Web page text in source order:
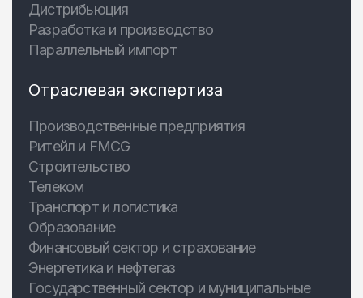
Дистрибьюция
Разработка и производство
Параллельный импорт
Отраслевая экспертиза
Производственные предприятия
Ритейл и FMCG
Строительство
Телеком
Транспорт и логистика
Образование
Финансовый сектор и страхование
Энергетика и нефтегаз
Государственный сектор и муниципальные